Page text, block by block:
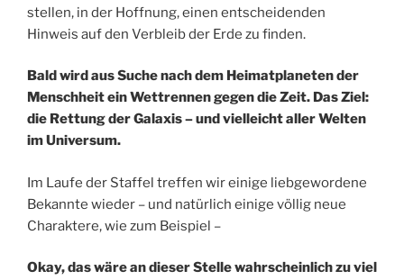
stellen, in der Hoffnung, einen entscheidenden
Hinweis auf den Verbleib der Erde zu finden.
Bald wird aus Suche nach dem Heimatplaneten der
Menschheit ein Wettrennen gegen die Zeit. Das Ziel:
die Rettung der Galaxis – und vielleicht aller Welten
im Universum.
Im Laufe der Staffel treffen wir einige liebgewordene
Bekannte wieder – und natürlich einige völlig neue
Charaktere, wie zum Beispiel –
Okay, das wäre an dieser Stelle wahrscheinlich zu viel